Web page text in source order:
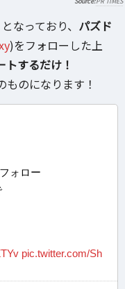
となっており、 パズド
)をフォローした上
トするだけ！
のになります！
ォロー
pic.twitter.com/Sh